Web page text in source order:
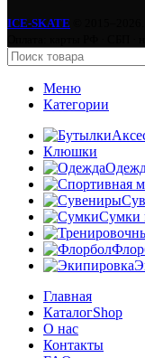
ICE-SKATE
Меню
Категории
Клюшки
Сумки
Главная
КаталогShop
О нас
Контакты